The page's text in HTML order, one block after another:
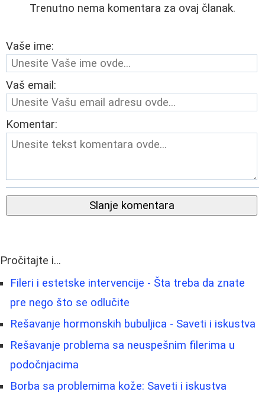
Trenutno nema komentara za ovaj članak.
Vaše ime:
Vaš email:
Komentar:
Slanje komentara
Pročitajte i...
Fileri i estetske intervencije - Šta treba da znate
pre nego što se odlučite
Rešavanje hormonskih bubuljica - Saveti i iskustva
Rešavanje problema sa neuspešnim filerima u
podočnjacima
Borba sa problemima kože: Saveti i iskustva